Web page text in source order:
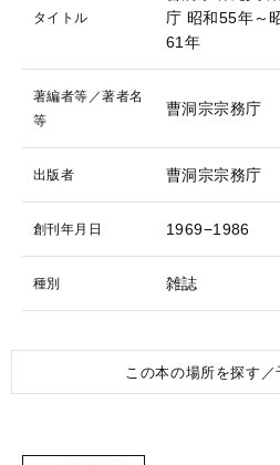
タイトル
庁 昭和55年～
61年
著編者等／著者名
等
曹洞宗宗務庁
出版者 曹洞宗宗務庁
創刊年月日 1969−1986
種別 雑誌
この本の場所を探す／